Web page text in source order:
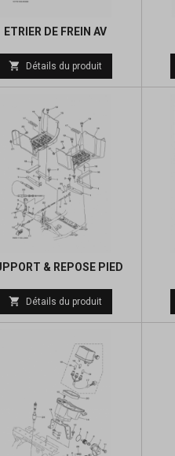
ETRIER DE FREIN AV
Prix
de
 Détails du produit
& REPOSE PIED
Prix
de
 Détails du produit